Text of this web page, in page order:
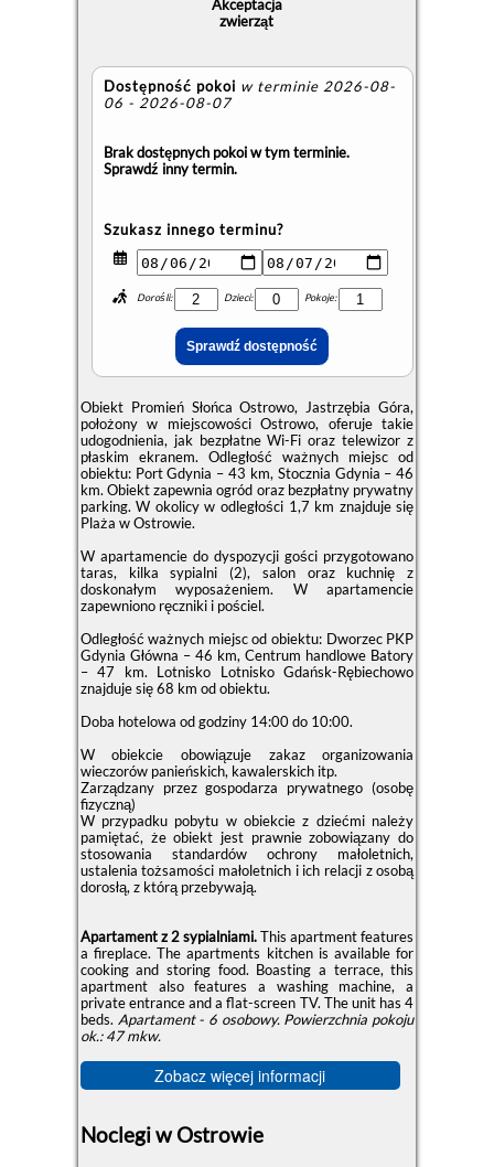
Akceptacja
zwierząt
Dostępność pokoi w terminie 2026-08-
06 - 2026-08-07
Brak dostępnych pokoi w tym terminie.
Sprawdź inny termin.
Szukasz innego terminu?
Dorośli: Dzieci: Pokoje:
Obiekt Promień Słońca Ostrowo, Jastrzębia Góra,
położony w miejscowości Ostrowo, oferuje takie
udogodnienia, jak bezpłatne Wi-Fi oraz telewizor z
płaskim ekranem. Odległość ważnych miejsc od
obiektu: Port Gdynia – 43 km, Stocznia Gdynia – 46
km. Obiekt zapewnia ogród oraz bezpłatny prywatny
parking. W okolicy w odległości 1,7 km znajduje się
Plaża w Ostrowie.
W apartamencie do dyspozycji gości przygotowano
taras, kilka sypialni (2), salon oraz kuchnię z
doskonałym wyposażeniem. W apartamencie
zapewniono ręczniki i pościel.
Odległość ważnych miejsc od obiektu: Dworzec PKP
Gdynia Główna – 46 km, Centrum handlowe Batory
– 47 km. Lotnisko Lotnisko Gdańsk-Rębiechowo
znajduje się 68 km od obiektu.
Doba hotelowa od godziny 14:00do 10:00.
W obiekcie obowiązuje zakaz organizowania
wieczorów panieńskich, kawalerskich itp.
Zarządzany przez gospodarza prywatnego (osobę
fizyczną)
W przypadku pobytu w obiekcie z dziećmi należy
pamiętać, że obiekt jest prawnie zobowiązany do
stosowania standardów ochrony małoletnich,
ustalenia tożsamości małoletnich i ich relacji z osobą
dorosłą, z którą przebywają.
Apartament z 2 sypialniami.This apartment features
a fireplace. The apartments kitchen is available for
cooking and storing food. Boasting a terrace, this
apartment also features a washing machine, a
private entrance and a flat-screen TV. The unit has 4
beds. Apartament - 6 osobowy. Powierzchnia pokoju
ok.: 47 mkw.
Zobacz więcej informacji
Noclegi w Ostrowie